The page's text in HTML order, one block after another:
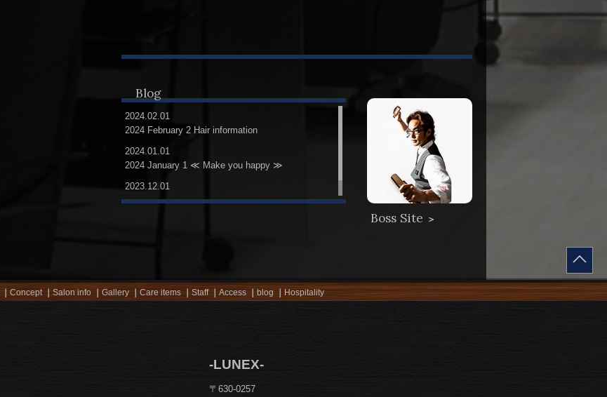
Blog
2024.02.01
2024 February 2 Hair information
2024.01.01
2024 January 1 ≪ Make you happy ≫
2023.12.01
2023 December 12 Pixie cut
Boss Site ＞
Concept Salon info Gallery Care items Staff Access blog Hospitality
-LUNEX-
〒630-0257